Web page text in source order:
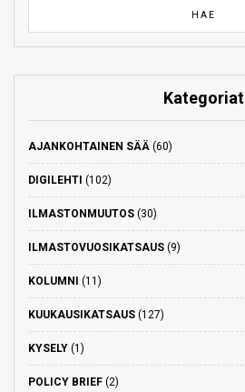
Kategoriat
AJANKOHTAINEN SÄÄ (60)
DIGILEHTI (102)
ILMASTONMUUTOS (30)
ILMASTOVUOSIKATSAUS (9)
KOLUMNI (11)
KUUKAUSIKATSAUS (127)
KYSELY (1)
POLICY BRIEF (2)